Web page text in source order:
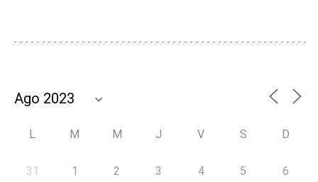
L M M J V S D
31 1 2 3 4 5 6